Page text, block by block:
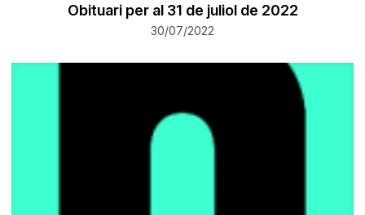
Obituari per al 31 de juliol de 2022
30/07/2022